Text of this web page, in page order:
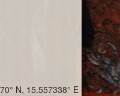
N, 15.557338° E